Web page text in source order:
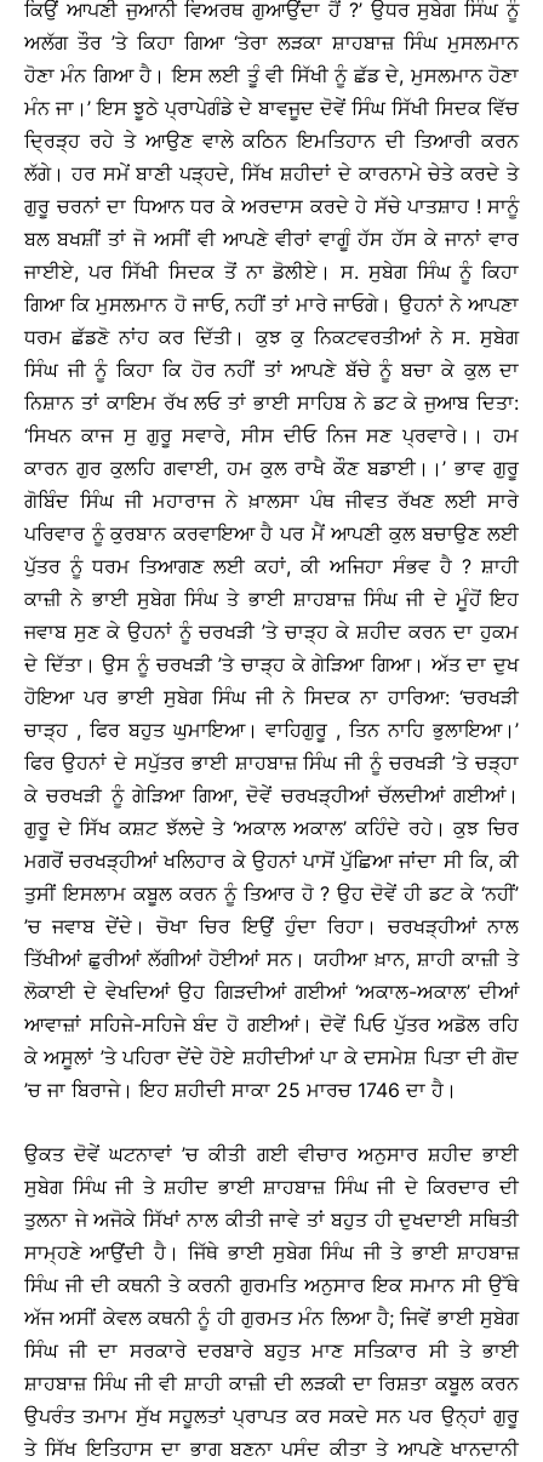
ਕਿਉਂ ਆਪਣੀ ਜੁਆਨੀ ਵਿਅਰਥ ਗੁਆਉਂਦਾ ਹੈਂ ?’ ਉਧਰ ਸੁਬੇਗ ਸਿੰਘ ਨੂੰ
ਅਲੱਗ ਤੌਰ ’ਤੇ ਕਿਹਾ ਗਿਆ ‘ਤੇਰਾ ਲੜਕਾ ਸ਼ਾਹਬਾਜ਼ ਸਿੰਘ ਮੁਸਲਮਾਨ
ਹੋਣਾ ਮੰਨ ਗਿਆ ਹੈ। ਇਸ ਲਈ ਤੂੰ ਵੀ ਸਿੱਖੀ ਨੂੰ ਛੱਡ ਦੇ, ਮੁਸਲਮਾਨ ਹੋਣਾ
ਮੰਨ ਜਾ।’ ਇਸ ਝੂਠੇ ਪ੍ਰਾਪੇਗੰਡੇ ਦੇ ਬਾਵਜੂਦ ਦੋਵੇਂ ਸਿੰਘ ਸਿੱਖੀ ਸਿਦਕ ਵਿੱਚ
ਦ੍ਰਿੜ੍ਹ ਰਹੇ ਤੇ ਆਉਣ ਵਾਲੇ ਕਠਿਨ ਇਮਤਿਹਾਨ ਦੀ ਤਿਆਰੀ ਕਰਨ
ਲੱਗੇ। ਹਰ ਸਮੇਂ ਬਾਣੀ ਪੜ੍ਹਦੇ, ਸਿੱਖ ਸ਼ਹੀਦਾਂ ਦੇ ਕਾਰਨਾਮੇ ਚੇਤੇ ਕਰਦੇ ਤੇ
ਗੁਰੂ ਚਰਨਾਂ ਦਾ ਧਿਆਨ ਧਰ ਕੇ ਅਰਦਾਸ ਕਰਦੇ ਹੇ ਸੱਚੇ ਪਾਤਸ਼ਾਹ ! ਸਾਨੂੰ
ਬਲ ਬਖਸ਼ੀਂ ਤਾਂ ਜੋ ਅਸੀਂ ਵੀ ਆਪਣੇ ਵੀਰਾਂ ਵਾਗੂੰ ਹੱਸ ਹੱਸ ਕੇ ਜਾਨਾਂ ਵਾਰ
ਜਾਈਏ, ਪਰ ਸਿੱਖੀ ਸਿਦਕ ਤੋਂ ਨਾ ਡੋਲੀਏ। ਸ. ਸੁਬੇਗ ਸਿੰਘ ਨੂੰ ਕਿਹਾ
ਗਿਆ ਕਿ ਮੁਸਲਮਾਨ ਹੋ ਜਾਓ, ਨਹੀਂ ਤਾਂ ਮਾਰੇ ਜਾਓਗੇ। ਉਹਨਾਂ ਨੇ ਆਪਣਾ
ਧਰਮ ਛੱਡਣੋ ਨਾਂਹ ਕਰ ਦਿੱਤੀ। ਕੁਝ ਕੁ ਨਿਕਟਵਰਤੀਆਂ ਨੇ ਸ. ਸੁਬੇਗ
ਸਿੰਘ ਜੀ ਨੂੰ ਕਿਹਾ ਕਿ ਹੋਰ ਨਹੀਂ ਤਾਂ ਆਪਣੇ ਬੱਚੇ ਨੂੰ ਬਚਾ ਕੇ ਕੁਲ ਦਾ
ਨਿਸ਼ਾਨ ਤਾਂ ਕਾਇਮ ਰੱਖ ਲਓ ਤਾਂ ਭਾਈ ਸਾਹਿਬ ਨੇ ਡਟ ਕੇ ਜੁਆਬ ਦਿਤਾ:
‘ਸਿਖਨ ਕਾਜ ਸੁ ਗੁਰੂ ਸਵਾਰੇ, ਸੀਸ ਦੀਓ ਨਿਜ ਸਣ ਪ੍ਰਵਾਰੇ।। ਹਮ
ਕਾਰਨ ਗੁਰ ਕੁਲਹਿ ਗਵਾਈ, ਹਮ ਕੁਲ ਰਾਖੈ ਕੌਣ ਬਡਾਈ।।’ ਭਾਵ ਗੁਰੂ
ਗੋਬਿੰਦ ਸਿੰਘ ਜੀ ਮਹਾਰਾਜ ਨੇ ਖ਼ਾਲਸਾ ਪੰਥ ਜੀਵਤ ਰੱਖਣ ਲਈ ਸਾਰੇ
ਪਰਿਵਾਰ ਨੂੰ ਕੁਰਬਾਨ ਕਰਵਾਇਆ ਹੈ ਪਰ ਮੈਂ ਆਪਣੀ ਕੁਲ ਬਚਾਉਣ ਲਈ
ਪੁੱਤਰ ਨੂੰ ਧਰਮ ਤਿਆਗਣ ਲਈ ਕਹਾਂ, ਕੀ ਅਜਿਹਾ ਸੰਭਵ ਹੈ ? ਸ਼ਾਹੀ
ਕਾਜ਼ੀ ਨੇ ਭਾਈ ਸੁਬੇਗ ਸਿੰਘ ਤੇ ਭਾਈ ਸ਼ਾਹਬਾਜ਼ ਸਿੰਘ ਜੀ ਦੇ ਮੂੰਹੋਂ ਇਹ
ਜਵਾਬ ਸੁਣ ਕੇ ਉਹਨਾਂ ਨੂੰ ਚਰਖੜੀ ’ਤੇ ਚਾੜ੍ਹ ਕੇ ਸ਼ਹੀਦ ਕਰਨ ਦਾ ਹੁਕਮ
ਦੇ ਦਿੱਤਾ। ਉਸ ਨੂੰ ਚਰਖੜੀ ’ਤੇ ਚਾੜ੍ਹ ਕੇ ਗੇੜਿਆ ਗਿਆ। ਅੱਤ ਦਾ ਦੁਖ
ਹੋਇਆ ਪਰ ਭਾਈ ਸੁਬੇਗ ਸਿੰਘ ਜੀ ਨੇ ਸਿਦਕ ਨਾ ਹਾਰਿਆ: ‘ਚਰਖੜੀ
ਚਾੜ੍ਹ , ਫਿਰ ਬਹੁਤ ਘੁਮਾਇਆ। ਵਾਹਿਗੁਰੂ , ਤਿਨ ਨਾਹਿ ਭੁਲਾਇਆ।’
ਫਿਰ ਉਹਨਾਂ ਦੇ ਸਪੁੱਤਰ ਭਾਈ ਸ਼ਾਹਬਾਜ਼ ਸਿੰਘ ਜੀ ਨੂੰ ਚਰਖੜੀ ’ਤੇ ਚੜ੍ਹਾ
ਕੇ ਚਰਖੜੀ ਨੂੰ ਗੇੜਿਆ ਗਿਆ, ਦੋਵੇਂ ਚਰਖੜ੍ਹੀਆਂ ਚੱਲਦੀਆਂ ਗਈਆਂ।
ਗੁਰੂ ਦੇ ਸਿੱਖ ਕਸ਼ਟ ਝੱਲਦੇ ਤੇ ‘ਅਕਾਲ ਅਕਾਲ’ ਕਹਿੰਦੇ ਰਹੇ। ਕੁਝ ਚਿਰ
ਮਗਰੋਂ ਚਰਖੜ੍ਹੀਆਂ ਖਲਿਹਾਰ ਕੇ ਉਹਨਾਂ ਪਾਸੋਂ ਪੁੱਛਿਆ ਜਾਂਦਾ ਸੀ ਕਿ, ਕੀ
ਤੁਸੀਂ ਇਸਲਾਮ ਕਬੂਲ ਕਰਨ ਨੂੰ ਤਿਆਰ ਹੋ ? ਉਹ ਦੋਵੇਂ ਹੀ ਡਟ ਕੇ ‘ਨਹੀਂ’
’ਚ ਜਵਾਬ ਦੇਂਦੇ। ਚੋਖਾ ਚਿਰ ਇਉਂ ਹੁੰਦਾ ਰਿਹਾ। ਚਰਖੜ੍ਹੀਆਂ ਨਾਲ
ਤਿੱਖੀਆਂ ਛੁਰੀਆਂ ਲੱਗੀਆਂ ਹੋਈਆਂ ਸਨ। ਯਹੀਆ ਖ਼ਾਨ, ਸ਼ਾਹੀ ਕਾਜ਼ੀ ਤੇ
ਲੋਕਾਈ ਦੇ ਵੇਖਦਿਆਂ ਉਹ ਗਿੜਦੀਆਂ ਗਈਆਂ ‘ਅਕਾਲ-ਅਕਾਲ’ ਦੀਆਂ
ਆਵਾਜ਼ਾਂ ਸਹਿਜੇ-ਸਹਿਜੇ ਬੰਦ ਹੋ ਗਈਆਂ। ਦੋਵੇਂ ਪਿਓ ਪੁੱਤਰ ਅਡੋਲ ਰਹਿ
ਕੇ ਅਸੂਲਾਂ ’ਤੇ ਪਹਿਰਾ ਦੇਂਦੇ ਹੋਏ ਸ਼ਹੀਦੀਆਂ ਪਾ ਕੇ ਦਸਮੇਸ਼ ਪਿਤਾ ਦੀ ਗੋਦ
’ਚ ਜਾ ਬਿਰਾਜੇ। ਇਹ ਸ਼ਹੀਦੀ ਸਾਕਾ 25 ਮਾਰਚ 1746 ਦਾ ਹੈ।
ਉਕਤ ਦੋਵੇਂ ਘਟਨਾਵਾਂ ’ਚ ਕੀਤੀ ਗਈ ਵੀਚਾਰ ਅਨੁਸਾਰ ਸ਼ਹੀਦ ਭਾਈ
ਸੁਬੇਗ ਸਿੰਘ ਜੀ ਤੇ ਸ਼ਹੀਦ ਭਾਈ ਸ਼ਾਹਬਾਜ਼ ਸਿੰਘ ਜੀ ਦੇ ਕਿਰਦਾਰ ਦੀ
ਤੁਲਨਾ ਜੇ ਅਜੋਕੇ ਸਿੱਖਾਂ ਨਾਲ ਕੀਤੀ ਜਾਵੇ ਤਾਂ ਬਹੁਤ ਹੀ ਦੁਖਦਾਈ ਸਥਿਤੀ
ਸਾਮ੍ਹਣੇ ਆਉਂਦੀ ਹੈ। ਜਿੱਥੇ ਭਾਈ ਸੁਬੇਗ ਸਿੰਘ ਜੀ ਤੇ ਭਾਈ ਸ਼ਾਹਬਾਜ਼
ਸਿੰਘ ਜੀ ਦੀ ਕਥਨੀ ਤੇ ਕਰਨੀ ਗੁਰਮਤਿ ਅਨੁਸਾਰ ਇਕ ਸਮਾਨ ਸੀ ਉੱਥੇ
ਅੱਜ ਅਸੀਂ ਕੇਵਲ ਕਥਨੀ ਨੂੰ ਹੀ ਗੁਰਮਤ ਮੰਨ ਲਿਆ ਹੈ; ਜਿਵੇਂ ਭਾਈ ਸੁਬੇਗ
ਸਿੰਘ ਜੀ ਦਾ ਸਰਕਾਰੇ ਦਰਬਾਰੇ ਬਹੁਤ ਮਾਣ ਸਤਿਕਾਰ ਸੀ ਤੇ ਭਾਈ
ਸ਼ਾਹਬਾਜ਼ ਸਿੰਘ ਜੀ ਵੀ ਸ਼ਾਹੀ ਕਾਜ਼ੀ ਦੀ ਲੜਕੀ ਦਾ ਰਿਸ਼ਤਾ ਕਬੂਲ ਕਰਨ
ਉਪਰੰਤ ਤਮਾਮ ਸੁੱਖ ਸਹੂਲਤਾਂ ਪ੍ਰਾਪਤ ਕਰ ਸਕਦੇ ਸਨ ਪਰ ਉਨ੍ਹਾਂ ਗੁਰੂ
ਤੇ ਸਿੱਖ ਇਤਿਹਾਸ ਦਾ ਭਾਗ ਬਣਨਾ ਪਸੰਦ ਕੀਤਾ ਤੇ ਆਪਣੇ ਖਾਨਦਾਨੀ